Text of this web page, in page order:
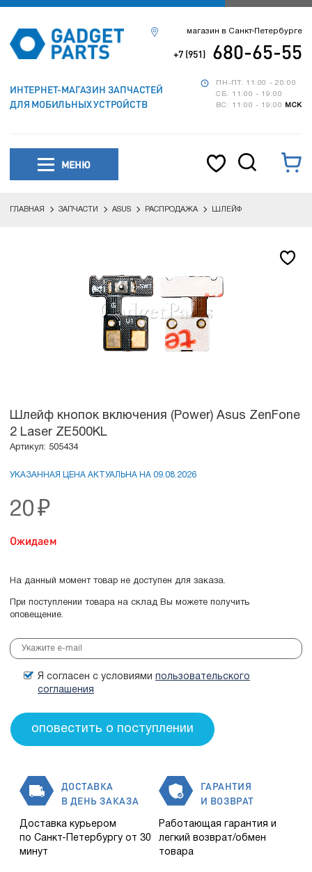
ИНТЕРНЕТ-МАГАЗИН ЗАПЧАСТЕЙ
ДЛЯ МОБИЛЬНЫХ УСТРОЙСТВ
ПН-ПТ: 11:00 - 20:00
СБ: 11:00 - 19:00
ВС: 11:00 - 19:00
МСК
магазин в Санкт-Петербурге
+7 (951) 680-65-55
МЕНЮ
ГЛАВНАЯ ЗАПЧАСТИ ASUS РАСПРОДАЖА ШЛЕЙФ
Шлейф кнопок включения (Power) Asus ZenFone
2 Laser ZE500KL
Артикул: 505434
УКАЗАННАЯ ЦЕНА АКТУАЛЬНА НА 09.08.2026
20 ₽
Ожидаем
На данный момент товар не доступен для заказа.
При поступлении товара на склад Вы можете получить
оповещение.
Я согласен с условиями пользовательского
соглашения
ДОСТАВКА
В ДЕНЬ ЗАКАЗА
Доставка курьером
по Санкт-Петербургу от 30
минут
ГАРАНТИЯ
И ВОЗВРАТ
Работающая гарантия и
легкий возврат/обмен
товара